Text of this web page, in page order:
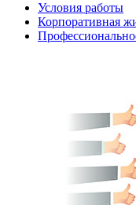
Условия работы
Корпоративная